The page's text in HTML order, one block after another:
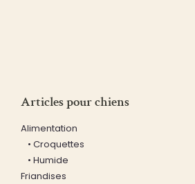
Articles pour chiens
Alimentation
• Croquettes
• Humide
Friandises